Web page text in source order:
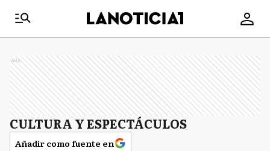
Ads
CULTURA Y ESPECTÁCULOS
Añadir como fuente en